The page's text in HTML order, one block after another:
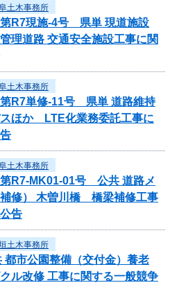
土木事務所
第R7現施-4号 県単 現道施設
理道路 交通安全施設工事に関
土木事務所
第R7単修-11号 県単 道路維持
ほか LTE化業務委託工事に
土木事務所
第R7-MK01-01号 公共 道路メ
修） 木曽川橋 橋梁補修工事
告
土木事務所
市公園整備（交付金）養老
ル改修 工事に関する一般競争